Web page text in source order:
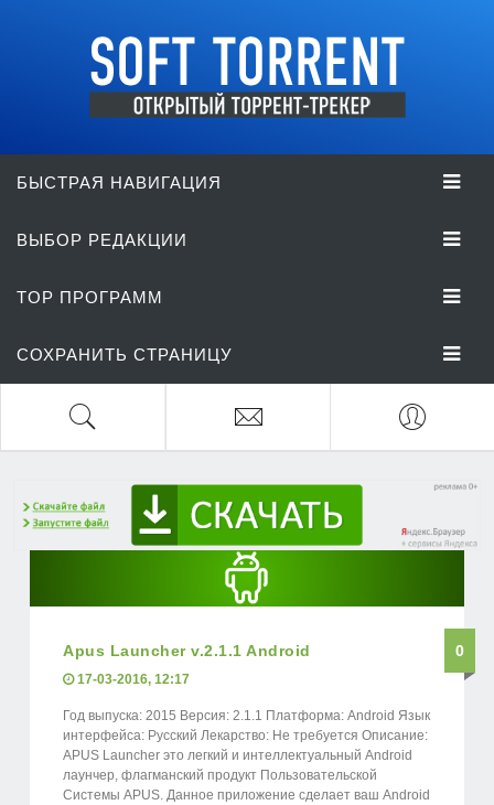
БЫСТРАЯ НАВИГАЦИЯ
ВЫБОР РЕДАКЦИИ
TOP ПРОГРАММ
СОХРАНИТЬ СТРАНИЦУ
Apus Launcher v.2.1.1 Android 0
17-03-2016, 12:17
Год выпуска: 2015 Версия: 2.1.1 Платформа: Android Язык
интерфейса: Русский Лекарство: Не требуется Описание:
APUS Launcher это легкий и интеллектуальный Android
лаунчер, флагманский продукт Пользовательской
Системы APUS. Данное приложение сделает ваш Android